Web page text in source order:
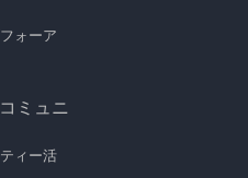
ォーア
ミュニ
ィー活